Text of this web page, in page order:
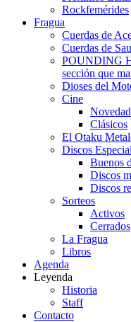
Rockfemérides
Fragua
Cuerdas de
Cuerdas de
POUNDING
sección que
Dioses del
Cine
Clásicos
El Otaku
Discos
Buenos
Discos
Discos
Sorteos
Activos
Cerrados
La Fragua
Libros
Agenda
Leyenda
Historia
Staff
Contacto